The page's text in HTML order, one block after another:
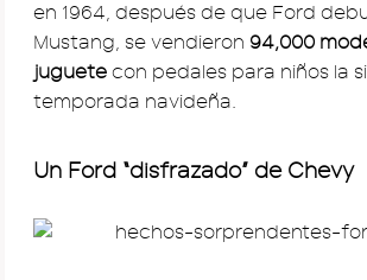
en 1964, después de que Ford
Mustang, se vendieron 94,000
juguete con pedales para niños la
temporada navideña.
Un Ford “disfrazado” de Chevy